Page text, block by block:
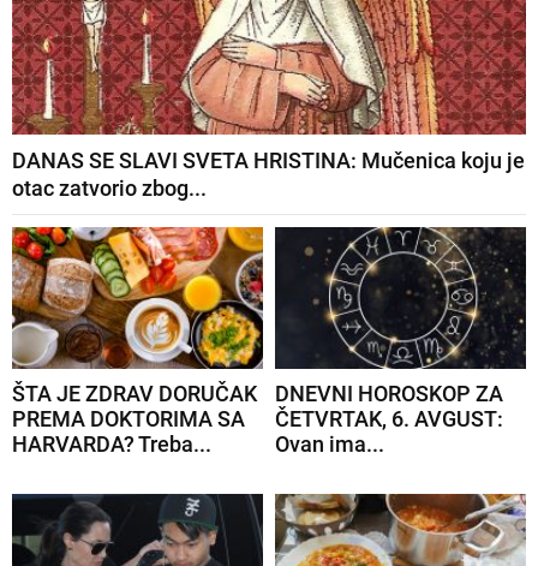
DANAS SE SLAVI SVETA HRISTINA: Mučenica koju je
otac zatvorio zbog...
ŠTA JE ZDRAV DORUČAK
PREMA DOKTORIMA SA
HARVARDA? Treba...
DNEVNI HOROSKOP ZA
ČETVRTAK, 6. AVGUST:
Ovan ima...